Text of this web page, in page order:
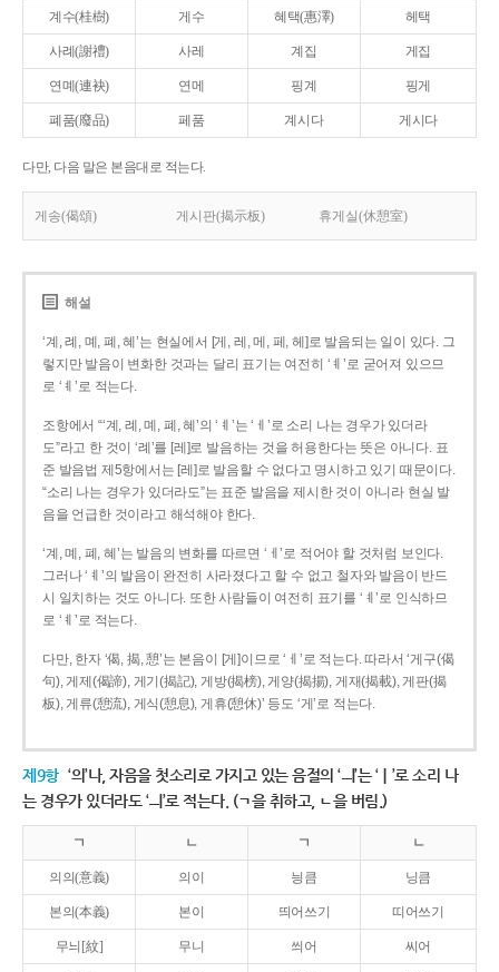
계수(桂樹) 게수 혜택(惠澤) 헤택
사례(謝禮) 사레 계집 게집
연몌(連袂) 연메 핑계 핑게
폐품(廢品) 페품 계시다 게시다
다만, 다음 말은 본음대로 적는다.
게송(偈頌) 게시판(揭示板) 휴게실(休憩室)
해설
‘계, 례, 몌, 폐, 혜’는 현실에서 [게, 레, 메, 페, 헤]로 발음되는 일이 있다. 그
렇지만 발음이 변화한 것과는 달리 표기는 여전히 ‘ㅖ’로 굳어져 있으므
로 ‘ㅖ’로 적는다.
조항에서 “‘계, 례, 몌, 폐, 혜’의 ‘ㅖ’는 ‘ㅔ’로 소리 나는 경우가 있더라
도”라고 한 것이 ‘례’를 [레]로 발음하는 것을 허용한다는 뜻은 아니다. 표
준 발음법 제5항에서는 [레]로 발음할 수 없다고 명시하고 있기 때문이다.
“소리 나는 경우가 있더라도”는 표준 발음을 제시한 것이 아니라 현실 발
음을 언급한 것이라고 해석해야 한다.
‘계, 몌, 폐, 혜’는 발음의 변화를 따르면 ‘ㅔ’로 적어야 할 것처럼 보인다.
그러나 ‘ㅖ’의 발음이 완전히 사라졌다고 할 수 없고 철자와 발음이 반드
시 일치하는 것도 아니다. 또한 사람들이 여전히 표기를 ‘ㅖ’로 인식하므
로 ‘ㅖ’로 적는다.
다만, 한자 ‘偈, 揭, 憩’는 본음이 [게]이므로 ‘ㅔ’로 적는다. 따라서 ‘게구(偈
句), 게제(偈諦), 게기(揭記), 게방(揭榜), 게양(揭揚), 게재(揭載), 게판(揭
板), 게류(憩流), 게식(憩息), 게휴(憩休)’ 등도 ‘게’로 적는다.
제9항 ‘의’나, 자음을 첫소리로 가지고 있는 음절의 ‘ㅢ’는 ‘ㅣ’로 소리 나
는 경우가 있더라도 ‘ㅢ’로 적는다. (ㄱ을 취하고, ㄴ을 버림.)
ㄱ ㄴ ㄱ ㄴ
의의(意義) 의이 닁큼 닝큼
본의(本義) 본이 띄어쓰기 띠어쓰기
무늬[紋] 무니 씌어 씨어